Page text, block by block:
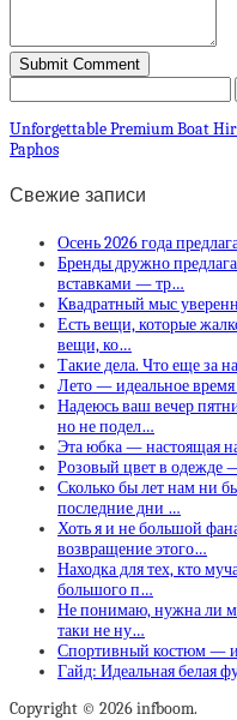
Unforgettable Premium Boat
Paphos
Свежие записи
Осень 2026 года
Бренды дружно
вставками — тр…
Квадратный мыс
Есть вещи, которые
вещи, ко…
Такие дела. Что еще за
Лето — идеальное
Надеюсь ваш вечер
но не подел…
Эта юбка — настоящая
Розовый цвет в
Сколько бы лет нам ни
последние дни …
Хоть я и не большой
возвращение этого…
Находка для тех, кто
большого п…
Не понимаю, нужна ли
таки не ну…
Спортивный костюм —
Гайд: Идеальная белая
Copyright © 2026 infboom.